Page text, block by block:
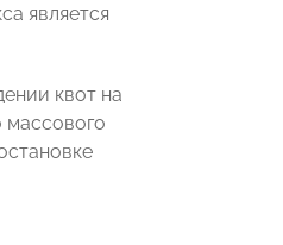
является
квот на
массового